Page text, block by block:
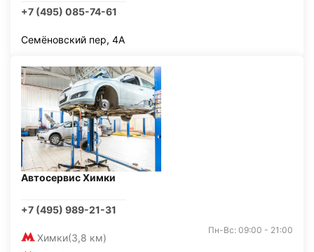
+7 (495) 085-74-61
Семёновский пер, 4А
Автосервис Химки
+7 (495) 989-21-31
Химки(3,8 км)
Пн-Вс: 09:00 - 21:00